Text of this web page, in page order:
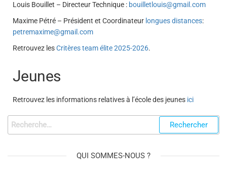
Louis Bouillet – Directeur Technique : bouilletlouis@gmail.com
Maxime Pétré – Président et Coordinateur longues distances:
petremaxime@gmail.com
Retrouvez lesCritères team élite 2025-2026.
Jeunes
Retrouvez les informations relatives à l’école des jeunes ici
QUI SOMMES-NOUS ?